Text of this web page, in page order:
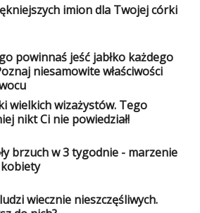
imion dla Twojej córki
powinnaś jeść jabłko każdego
niesamowite właściwości
wielkich wizażystów. Tego
nikt Ci nie powiedział!
brzuch w 3 tygodnie - marzenie
wiecznie nieszczęśliwych.